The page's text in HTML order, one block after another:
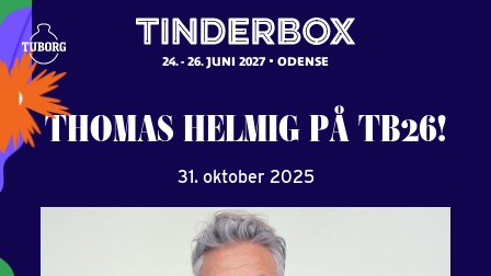
24. - 26. JUNI 2027 ODENSE
THOMAS HELMIGPÅTB26!
31. oktober 2025